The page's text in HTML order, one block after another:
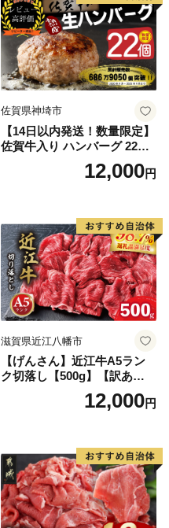
佐賀県神埼市
【14日以内発送！数量限定】
佐賀牛入り ハンバーグ 22個
2.6kg(120g×22個)【佐賀牛
黒毛和牛 ブランド牛 九州 ハ
気】(H083106)
12,000円
滋賀県近江八幡市
【げんさん】近江牛A5ラン
ク切落し【500g】【訳あり】
12,000円